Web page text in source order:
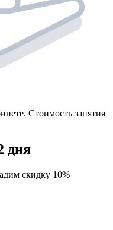
Стоимость занятия
дня
скидку 10%